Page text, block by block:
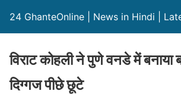
24 GhanteOnline | News in Hindi |
विराट कोहली ने पुणे वनडे में बनाया
दिग्गज पीछे छूटे